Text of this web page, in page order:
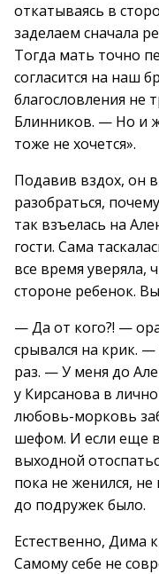
откатываясь в
заделаем сначала
Тогда мать точно
согласится на наш
благословления не
Блинников. — Но и
тоже не хочется».
Подавив вздох, он
разобраться,
так взъелась на
гости. Сама
все время уверяла,
стороне ребенок.
— Да от кого?! —
срывался на крик.
раз. — У меня до
у Кирсанова в
любовь-морковь
шефом. И если еще
выходной
пока не женился,
до подружек было.
Естественно, Дима
Самому себе не